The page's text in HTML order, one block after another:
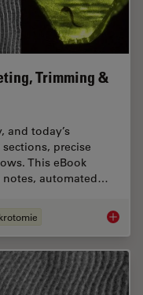
Trimming &
and today’s
precise
This eBook
notes, automated…